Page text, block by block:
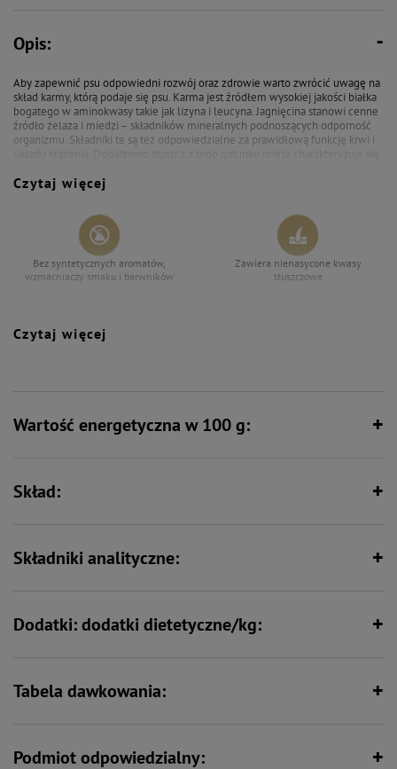
Mokra karma dla psa Dolina
jagnięcinę zestaw 6 x 800 g +
gratis Piper Animals z sercami z
kurczaka i szpinakiem 400 g
jagnięcinę zestaw 12 x 800 g
Opis:
Aby zapewnić psu odpowiedni rozwój oraz zdrowie warto zwrócić uwagę na
skład karmy, którą podaje się psu. Karma jest źródłem wysokiej jakości białka
bogatego w aminokwasy takie jak lizyna i leucyna. Jagnięcina stanowi cenne
źródło żelaza i miedzi – składników mineralnych podnoszących odporność
organizmu. Składniki te są też odpowiedzialne za prawidłową funkcję krwi i
kontrolę procesów zapalnych stymulują funkcje skóry. Podaruj psu zdrowie!
Czytaj więcej
Bez syntetycznych aromatów,
wzmacniaczy smaku i barwników
Zawiera nienasycone kwasy
tłuszczowe
Zawiera zestaw witamin i składników
mineralnych
Czytaj więcej
Wartość energetyczna w 100 g:
Skład:
Składniki analityczne:
Dodatki: dodatki dietetyczne/kg:
Tabela dawkowania:
Podmiot odpowiedzialny: